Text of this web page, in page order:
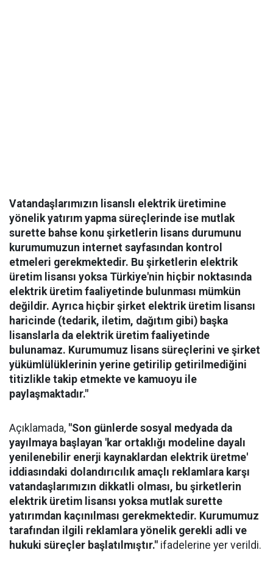
Vatandaşlarımızın lisanslı elektrik üretimine
yönelik yatırım yapma süreçlerinde ise mutlak
surette bahse konu şirketlerin lisans durumunu
kurumumuzun internet sayfasından kontrol
etmeleri gerekmektedir. Bu şirketlerin elektrik
üretim lisansı yoksa Türkiye'nin hiçbir noktasında
elektrik üretim faaliyetinde bulunması mümkün
değildir. Ayrıca hiçbir şirket elektrik üretim lisansı
haricinde (tedarik, iletim, dağıtım gibi) başka
lisanslarla da elektrik üretim faaliyetinde
bulunamaz. Kurumumuz lisans süreçlerini ve şirket
yükümlülüklerinin yerine getirilip getirilmediğini
titizlikle takip etmekte ve kamuoyu ile
paylaşmaktadır."
Açıklamada, "Son günlerde sosyal medyada da
yayılmaya başlayan 'kar ortaklığı modeline dayalı
yenilenebilir enerji kaynaklardan elektrik üretme'
iddiasındaki dolandırıcılık amaçlı reklamlara karşı
vatandaşlarımızın dikkatli olması, bu şirketlerin
elektrik üretim lisansı yoksa mutlak surette
yatırımdan kaçınılması gerekmektedir. Kurumumuz
tarafından ilgili reklamlara yönelik gerekli adli ve
hukuki süreçler başlatılmıştır." ifadelerine yer verildi.